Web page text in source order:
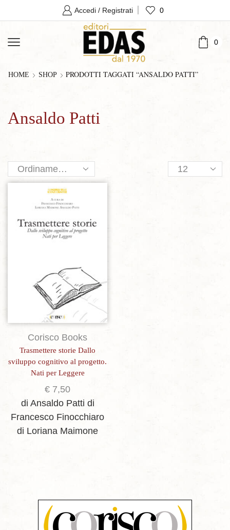
Accedi / Registrati 0
0
HOME SHOP PRODOTTI TAGGATI “ANSALDO PATTI”
Ansaldo Patti
Products
Aggiungi alla lista dei desideri
Corisco Books
Trasmettere storie Dallo
sviluppo cognitivo al progetto.
Nati per Leggere
€ 7,50
di Ansaldo Patti di
Francesco Finocchiaro
di Loriana Maimone